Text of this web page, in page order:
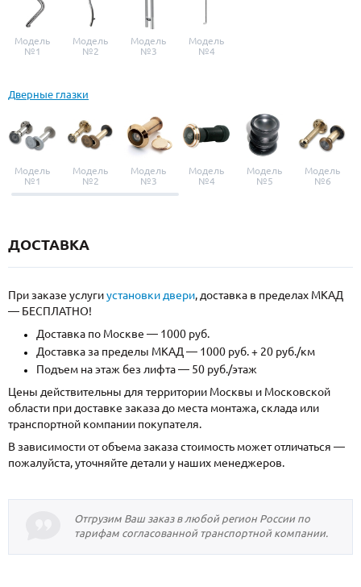
Модель
№1
Модель
№2
Модель
№3
Модель
№4
Дверные глазки
Модель
№1
Модель
№2
Модель
№3
Модель
№4
Модель
№5
Модель
№6
ДОСТАВКА
При заказе услугиустановки двери, доставка в пределах МКАД
— БЕСПЛАТНО!
Доставка по Москве — 1000 руб.
Доставка за пределы МКАД — 1000 руб. + 20 руб./км
Подъем на этаж без лифта — 50 руб./этаж
Цены действительны для территории Москвы и Московской
области при доставке заказа до места монтажа, склада или
транспортной компании покупателя.
В зависимости от объема заказа стоимость может отличаться —
пожалуйста, уточняйте детали у наших менеджеров.
Отгрузим Ваш заказ в любой регион России по
тарифам согласованной транспортной компании.